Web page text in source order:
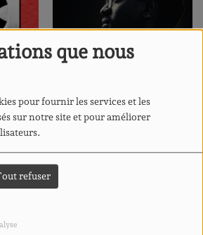
que nous
pour fournir les services et les
sur notre site et pour améliorer
refuser
Jendeh